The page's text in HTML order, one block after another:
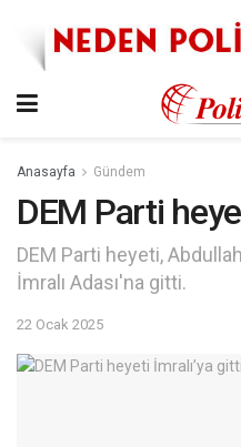
Anasayfa Gündem
DEM Parti
DEM Parti heyeti,
İmralı Adası'na gitti.
22 Ocak 2025